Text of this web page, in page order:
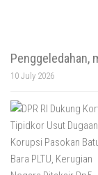
Penggeledahan,
10 July 2026